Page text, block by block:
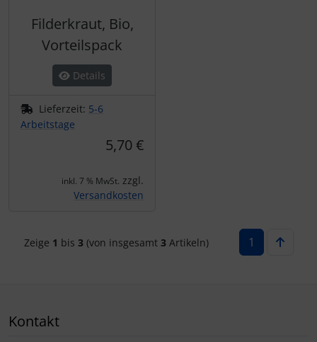
Filderkraut, Bio,
Vorteilspack
Details
Lieferzeit: 5-6
Arbeitstage
5,70 €
inkl. 7 % MwSt. zzgl.
Versandkosten
Zeige 1 bis 3(von insgesamt 3Artikeln) 1
Kontakt